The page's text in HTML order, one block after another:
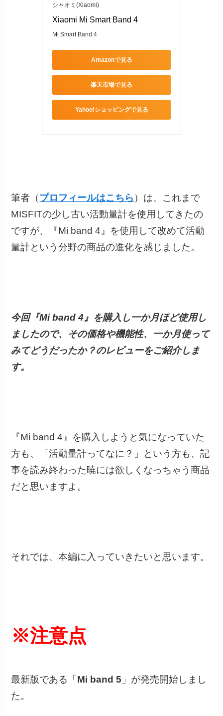
シャオミ(Xiaomi)
Xiaomi Mi Smart Band 4
Mi Smart Band 4
Amazonで見る
楽天市場で見る
Yahoo!ショッピングで見る
筆者（プロフィールはこちら ）は、これまで
MISFITの少し古い活動量計を使用してきたの
ですが、『Mi band 4』を使用して改めて活動
量計という分野の商品の進化を感じました。
今回『Mi band 4』を購入し一か月ほど使用し
ましたので、その価格や機能性、一か月使って
みてどうだったか？のレビューをご紹介しま
す。
『Mi band 4』を購入しようと気になっていた
方も、「活動量計ってなに？」という方も、記
事を読み終わった暁には欲しくなっちゃう商品
だと思いますよ。
それでは、本編に入っていきたいと思います。
※注意点
最新版である「 Mi band 5 」が発売開始しまし
た。